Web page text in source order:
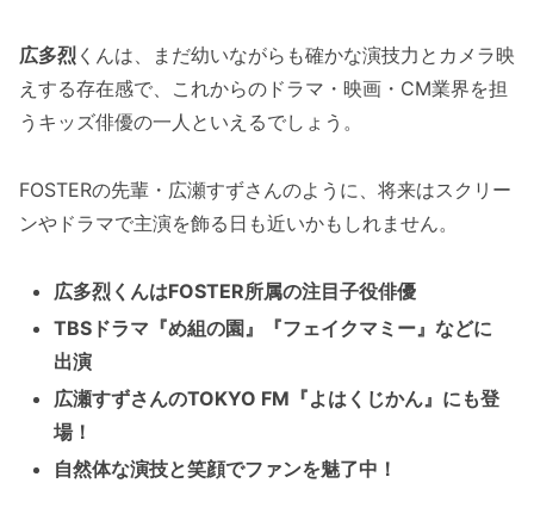
広多烈 くんは、まだ幼いながらも確かな演技力とカメラ映
えする存在感で、これからのドラマ・映画・CM業界を担
うキッズ俳優の一人といえるでしょう。
FOSTERの先輩・広瀬すずさんのように、将来はスクリー
ンやドラマで主演を飾る日も近いかもしれません。
広多烈くんはFOSTER所属の注目子役俳優
TBSドラマ『め組の園』『フェイクマミー』などに
出演
広瀬すずさんのTOKYO FM『よはくじかん』にも登
場！
自然体な演技と笑顔でファンを魅了中！